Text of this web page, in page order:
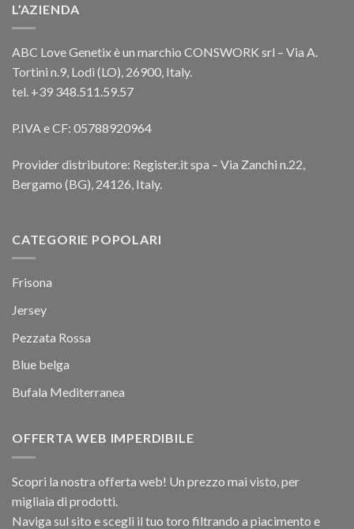
L’AZIENDA
ABC Love Genetix è un marchio CONSWORK srl – Via A.
Tortini n.9, Lodi (LO), 26900, Italy.
tel. +39 348.511.59.57
P.IVA e CF: 05788920964
Provider distributore: Register.it spa – Via Zanchi n.22,
Bergamo (BG), 24126, Italy.
CATEGORIE POPOLARI
Frisona
Jersey
Pezzata Rossa
Blue belga
Bufala Mediterranea
OFFERTA WEB IMPERDIBILE
Scopri la nostra offerta web! Un prezzo mai visto, per
migliaia di prodotti.
Naviga sul sito e scegli il tuo toro filtrando a piacimento e